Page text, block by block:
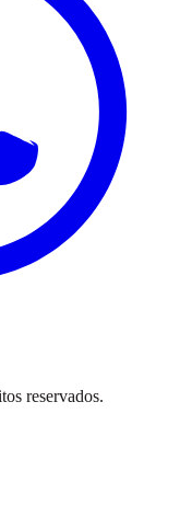
reservados.